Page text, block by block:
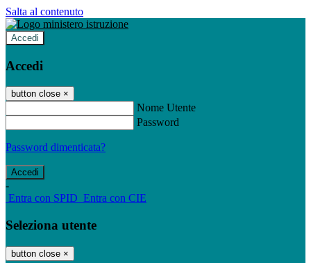
Salta al contenuto
Accedi
Accedi
button close ×
Nome Utente
Password
Password dimenticata?
-
Entra con SPID Entra con CIE
Seleziona utente
button close ×